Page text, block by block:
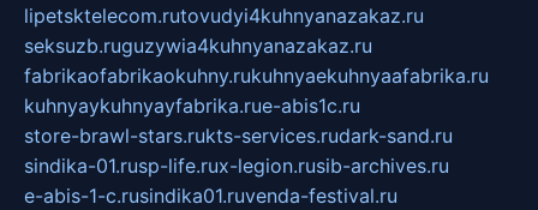
lipetsktelecom.rutovudyi4kuhnyanazakaz.ru
seksuzb.ruguzywia4kuhnyanazakaz.ru
fabrikaofabrikaokuhny.rukuhnyaekuhnyaafabrika.ru
kuhnyaykuhnyayfabrika.rue-abis1c.ru
store-brawl-stars.rukts-services.rudark-sand.ru
sindika-01.rusp-life.rux-legion.rusib-archives.ru
e-abis-1-c.rusindika01.ruvenda-festival.ru